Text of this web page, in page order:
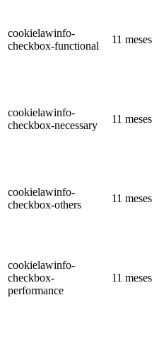
cookielawinfo-
checkbox-functional
11 meses
cookielawinfo-
checkbox-necessary
11 meses
cookielawinfo-
checkbox-others
11 meses
cookielawinfo-
checkbox-
performance
11 meses